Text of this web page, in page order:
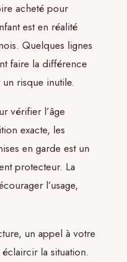
acheté pour
est en réalité
Quelques lignes
faire la différence
risque inutile.
vérifier l’âge
exacte, les
en garde est un
protecteur. La
l’usage,
un appel à votre
la situation.